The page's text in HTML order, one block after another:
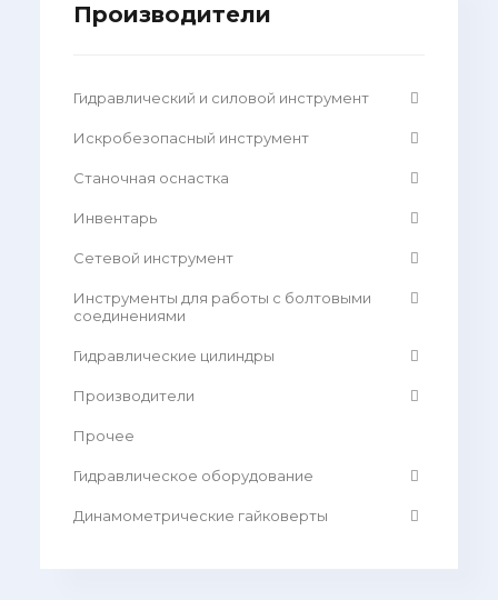
Производители
Гидравлический и силовой инструмент
Искробезопасный инструмент
Станочная оснастка
Инвентарь
Сетевой инструмент
Инструменты для работы с болтовыми
соединениями
Гидравлические цилиндры
Производители
Прочее
Гидравлическое оборудование
Динамометрические гайковерты